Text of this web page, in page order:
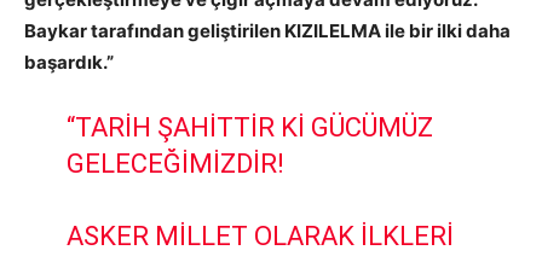
Baykar tarafından geliştirilen KIZILELMA ile bir ilki daha
başardık.”
“TARIH ŞAHITTIR KI GÜCÜMÜZ
GELECEĞIMIZDIR!
ASKER MILLET OLARAK ILKLERI